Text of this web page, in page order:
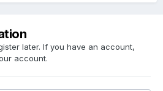
later. If you have an account,
account.